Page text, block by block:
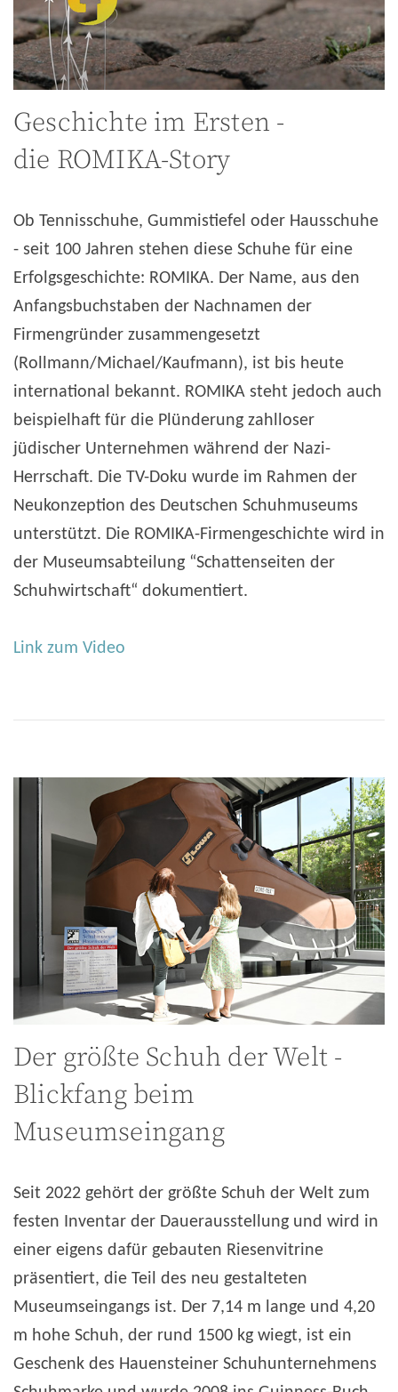
Geschichte im Ersten -
die ROMIKA-Story
Ob Tennisschuhe, Gummistiefel oder Hausschuhe
- seit 100 Jahren stehen diese Schuhe für eine
Erfolgsgeschichte: ROMIKA. Der Name, aus den
Anfangsbuchstaben der Nachnamen der
Firmengründer zusammengesetzt
(Rollmann/Michael/Kaufmann), ist bis heute
international bekannt. ROMIKA steht jedoch auch
beispielhaft für die Plünderung zahlloser
jüdischer Unternehmen während der Nazi-
Herrschaft. Die TV-Doku wurde im Rahmen der
Neukonzeption des Deutschen Schuhmuseums
unterstützt. Die ROMIKA-Firmengeschichte wird in
der Museumsabteilung “Schattenseiten der
Schuhwirtschaft“ dokumentiert.
Link zum Video
Der größte Schuh der Welt -
Blickfang beim
Museumseingang
Seit 2022 gehört der größte Schuh der Welt zum
festen Inventar der Dauerausstellung und wird in
einer eigens dafür gebauten Riesenvitrine
präsentiert, die Teil des neu gestalteten
Museumseingangs ist. Der 7,14 m lange und 4,20
m hohe Schuh, der rund 1500 kg wiegt, ist ein
Geschenk des Hauensteiner Schuhunternehmens